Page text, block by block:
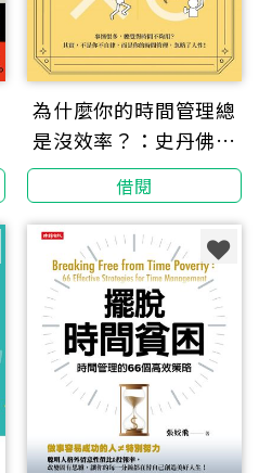
為什麼你的時間管理總
是沒效率？：史丹佛、
哈佛、麻省理工學
院……世界頂尖研究，
36個破解拖延、焦慮與
瞎忙的時間活用術
借閱